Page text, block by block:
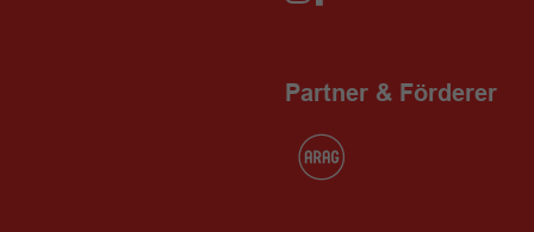
Partner & Förderer